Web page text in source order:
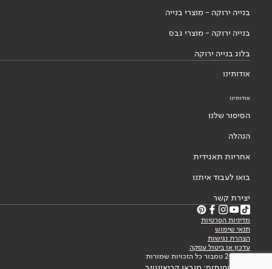
בנייה ירוקה - מוצרי בנייה
בנייה ירוקה - מוצרי גבס
בלוג בנייה ירוקה
אודותינו
אודותינו
הסיפור שלנו
הנהלה
אחריות תאגידית
בואו לעבוד איתנו
יצירת קשר
מדיניות הפרטיות
תנאי שימוש
הצהרת נגישות
עדכון או ביטול עסקה
© 2026 טמבור כל הזכויות שמורות
עיצוב ופיתוח: מובאו קריאייטיב